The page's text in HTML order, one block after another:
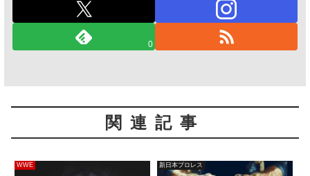
0
関連記事
WWE 新日本プロレス